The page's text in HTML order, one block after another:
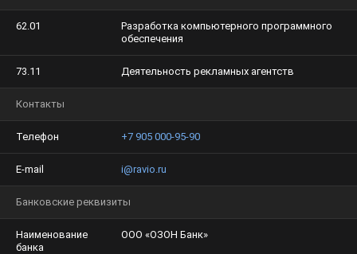
62.01
Разработка компьютерного программного
обеспечения
73.11 Деятельность рекламных агентств
Контакты
Телефон +7 905 000-95-90
E-mail i@ravio.ru
Банковские реквизиты
Наименование
банка
ООО «ОЗОН Банк»